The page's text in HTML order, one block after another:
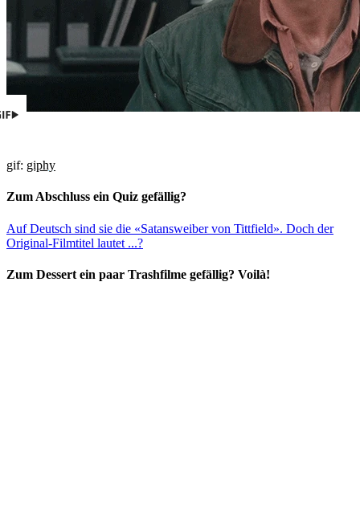
gif: giphy
Zum Abschluss ein Quiz gefällig?
Auf Deutsch sind sie die «Satansweiber von Tittfield». Doch der
Original-Filmtitel lautet ...?
Zum Dessert ein paar Trashfilme gefällig? Voilà!